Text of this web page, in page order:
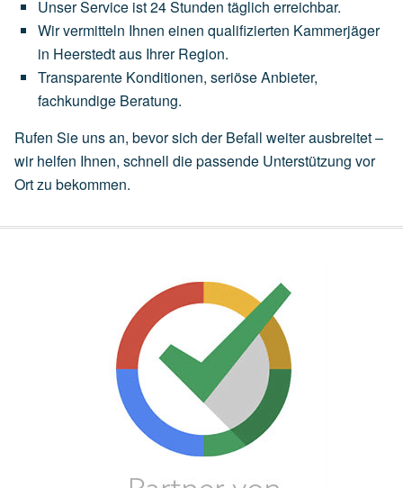
UnserService ist24 Stunden täglich erreichbar.
Wirvermitteln Ihnen einen qualifizierten Kammerjäger
in Heerstedtaus Ihrer Region.
Transparente Konditionen, seriöseAnbieter,
fachkundige Beratung.
Rufen Sie uns an, bevor sich der Befall weiter ausbreitet –
wir helfen Ihnen, schnell die passende Unterstützung vor
Ort zu bekommen.